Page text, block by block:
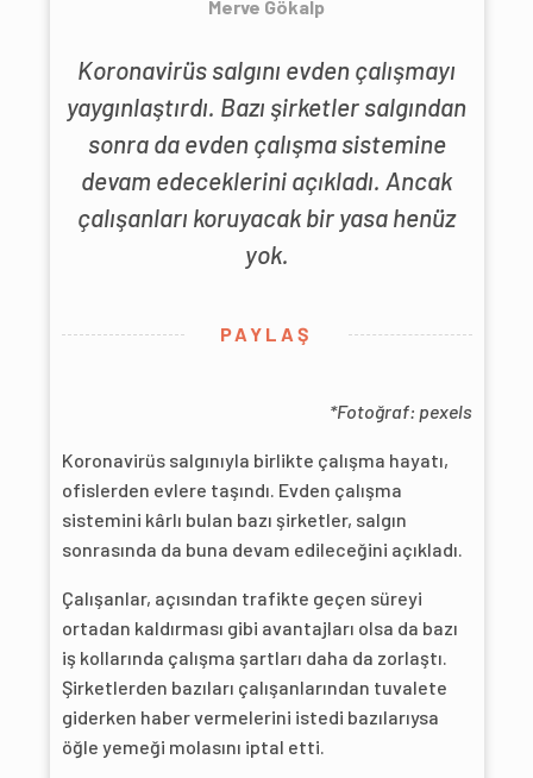
Merve Gökalp
Koronavirüs salgını evden çalışmayı
yaygınlaştırdı. Bazı şirketler salgından
sonra da evden çalışma sistemine
devam edeceklerini açıkladı. Ancak
çalışanları koruyacak bir yasa henüz
yok.
PAYLAŞ
*Fotoğraf: pexels
Koronavirüs salgınıyla birlikte çalışma hayatı,
ofislerden evlere taşındı. Evden çalışma
sistemini kârlı bulan bazı şirketler, salgın
sonrasında da buna devam edileceğini açıkladı.
Çalışanlar, açısından trafikte geçen süreyi
ortadan kaldırması gibi avantajları olsa da bazı
iş kollarında çalışma şartları daha da zorlaştı.
Şirketlerden bazıları çalışanlarından tuvalete
giderken haber vermelerini istedi bazılarıysa
öğle yemeği molasını iptal etti.